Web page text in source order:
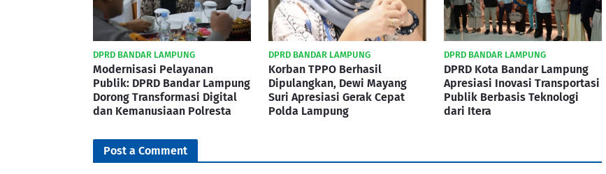
DPRD BANDAR LAMPUNG
Modernisasi Pelayanan
Publik: DPRD Bandar Lampung
Dorong Transformasi Digital
dan Kemanusiaan Polresta
DPRD BANDAR LAMPUNG
Korban TPPO Berhasil
Dipulangkan, Dewi Mayang
Suri Apresiasi Gerak Cepat
Polda Lampung
DPRD BANDAR LAMPUNG
DPRD Kota Bandar Lampung
Apresiasi Inovasi Transportasi
Publik Berbasis Teknologi
dari Itera
Post a Comment